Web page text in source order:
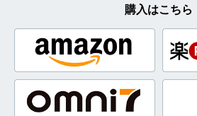
購入はこちら